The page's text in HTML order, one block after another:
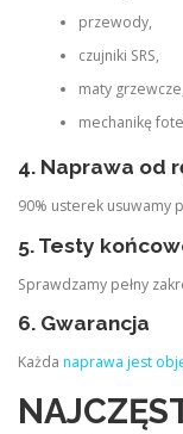
przewody,
czujniki SRS,
maty grzewcze,
mechanikę
4. Naprawa od
90% usterek usuwamy
5. Testy
Sprawdzamy pełny
6. Gwarancja
Każda naprawa jest